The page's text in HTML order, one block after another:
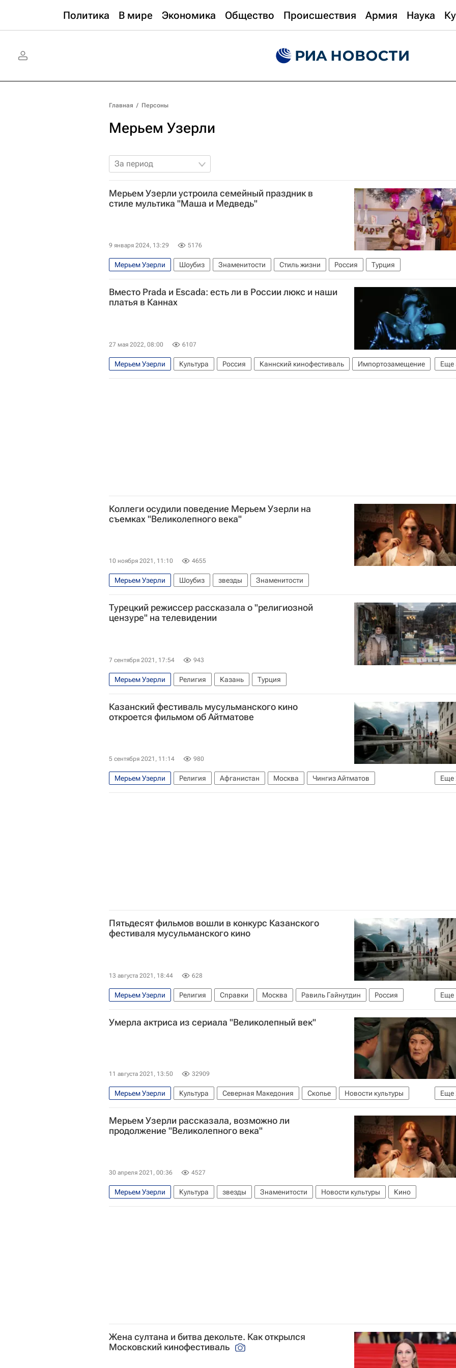
Политика В мире Экономика Общество Происшествия Армия Наука
Главная / Персоны
Мерьем Узерли
За период
Мерьем Узерли устроила семейный праздник в
стиле мультика "Маша и Медведь"
9 января 2024, 13:29 5176
Мерьем Узерли Шоубиз Знаменитости Стиль жизни Россия Турция
Вместо Prada и Escada: есть ли в России люкс и наши
платья в Каннах
27 мая 2022, 08:00 6107
Еще
Мерьем Узерли Культура Россия Каннский кинофестиваль
Импортозамещение
мода
Одежда Бренды Валентин Юдашкин Стиль жизни
Коллеги осудили поведение Мерьем Узерли на
съемках "Великолепного века"
10 ноября 2021, 11:10 4655
Мерьем Узерли Шоубиз звезды Знаменитости
Турецкий режиссер рассказала о "религиозной
цензуре" на телевидении
7 сентября 2021, 17:54 943
Мерьем Узерли Религия Казань Турция
Казанский фестиваль мусульманского кино
откроется фильмом об Айтматове
5 сентября 2021, 11:14 980
Еще
Мерьем Узерли Религия Афганистан Москва
Чингиз Айтматов
Равиль Гайнутдин
Россия
Пятьдесят фильмов вошли в конкурс Казанского
фестиваля мусульманского кино
13 августа 2021, 18:44 628
Еще
Мерьем Узерли Религия Справки Москва Равиль Гайнутдин
Россия
Религия
Умерла актриса из сериала "Великолепный век"
11 августа 2021, 13:50 32909
Еще
Мерьем Узерли Культура Северная Македония Скопье
Новости культуры
актеры
Кино
Мерьем Узерли рассказала, возможно ли
продолжение "Великолепного века"
30 апреля 2021, 00:36 4527
Мерьем Узерли Культура звезды Знаменитости Новости культуры Кино
Жена султана и битва декольте. Как открылся
Московский кинофестиваль